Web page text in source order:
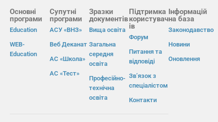
Основні
програми
Education
WEB-
Education
Супутні
програми
АСУ «ВНЗ»
Веб Деканат
АС «Школа»
АС «Тест»
Зразки
документів
Вища освіта
Загальна
середня
освіта
Професійно-
технічна
освіта
Підтримка
користувач
ів
Форум
Питання та
відповіді
Зв’язок з
спеціалістом
Контакти
Інформацій
на база
Законодавство
Новини
Оновлення